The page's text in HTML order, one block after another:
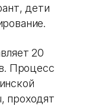
дети
20
Процесс
проходят